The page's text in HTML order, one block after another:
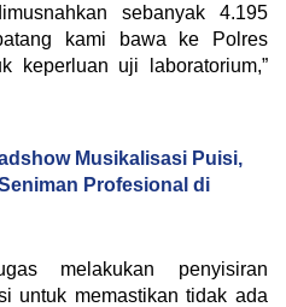
sebanyak 4.195
kami bawa ke Polres
keperluan uji laboratorium,”
Musikalisasi Puisi,
Profesional di
melakukan penyisiran
untuk memastikan tidak ada